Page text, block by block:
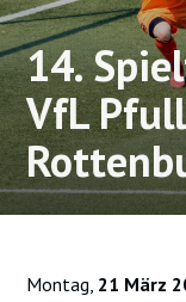
14.
VfL
Montag, 21 März